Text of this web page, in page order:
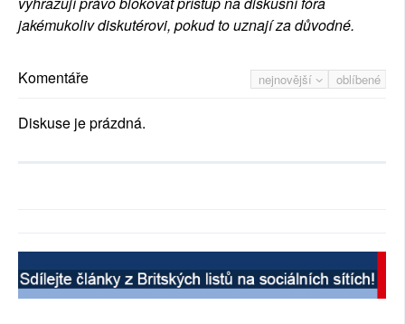
jakémukoliv diskutérovi, pokud to uznají za důvodné.
nejnovější oblíbené
Komentáře
Diskuse je prázdná.